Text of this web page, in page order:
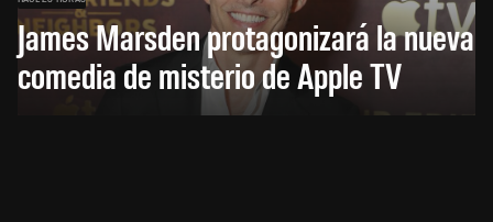
James Marsden protagonizará la nueva
comedia de misterio de Apple TV